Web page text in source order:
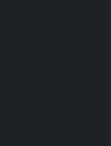
बनाइ बिक्री
गरेको
धादिङको
। यादव र
नक्सादेखि
गरिदिएको
जग्गा पास